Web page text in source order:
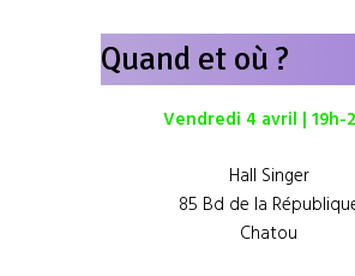
Quand et où ?
Vendredi 4 avril | 19h-
Hall Singer
85 Bd de la
Chatou